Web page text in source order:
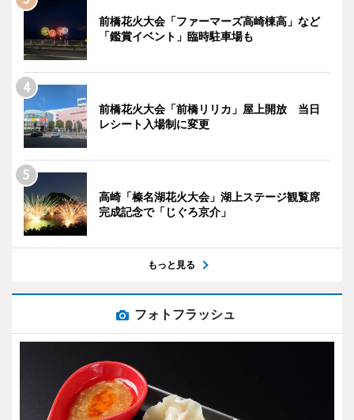
前橋花火大会「ファーマーズ高崎棟高」など
「鑑賞イベント」臨時駐車場も
前橋花火大会「前橋リリカ」屋上開放 当日
レシート入場制に変更
高崎「榛名湖花火大会」湖上ステージ観覧席
完成記念で「じぐろ京介」
もっと見る
フォトフラッシュ